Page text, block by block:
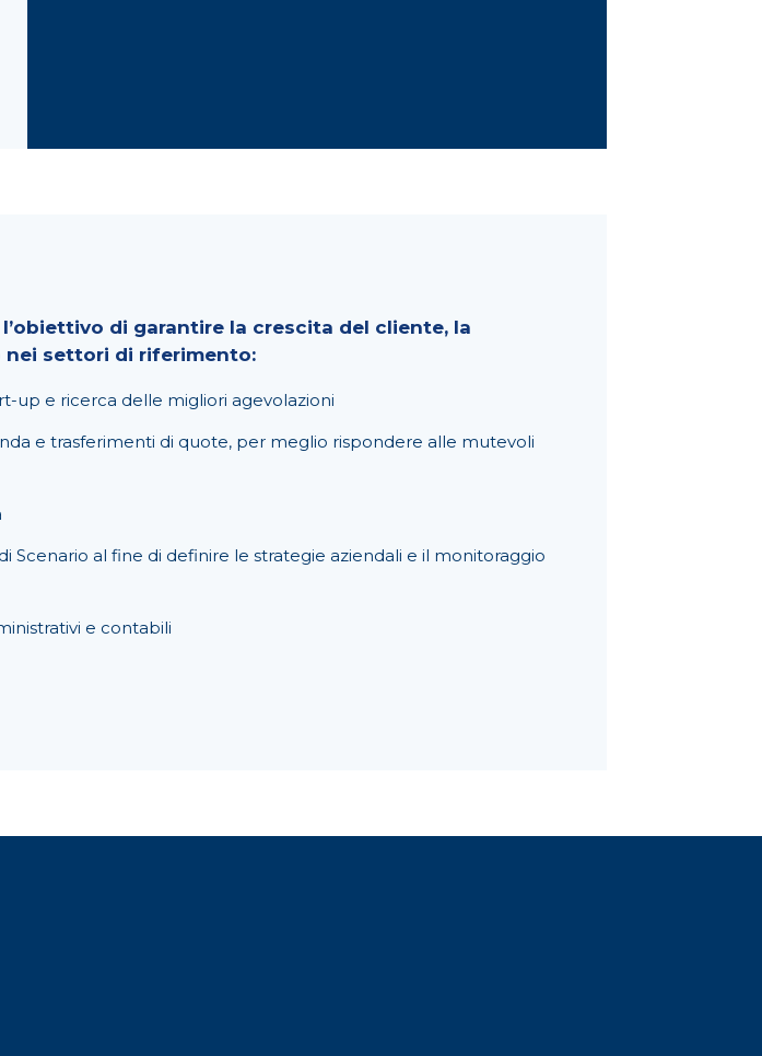
di garantire la crescita del cliente, la
settori di riferimento:
up e ricerca delle migliori agevolazioni
e trasferimenti di quote, per meglio rispondere alle mutevoli
Scenario al fine di definire le strategie aziendali e il monitoraggio
e contabili